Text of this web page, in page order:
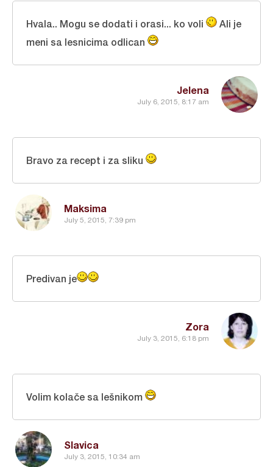
Jelena
July 6, 2015, 8:17 am
Hvala.. Mogu se dodati i orasi... ko voli
Ali je
meni sa lesnicima odlican
Maksima
July 5, 2015, 7:39 pm
Bravo za recept i za sliku
Zora
July 3, 2015, 6:18 pm
Predivan je
Slavica
July 3, 2015, 10:34 am
Volim kolače sa lešnikom